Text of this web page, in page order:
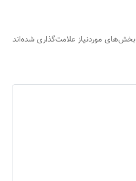
بخش‌های موردنیاز علامت‌گذاری شده‌اند